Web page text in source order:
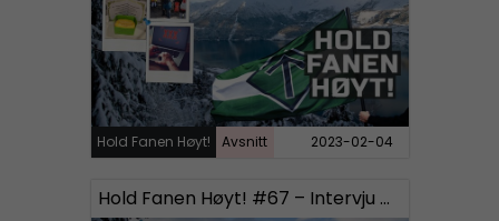
Hold Fanen Høyt! Avsnitt 2023-02-04
Hold Fanen Høyt! #67 – Intervju med tidligere SD-politikere